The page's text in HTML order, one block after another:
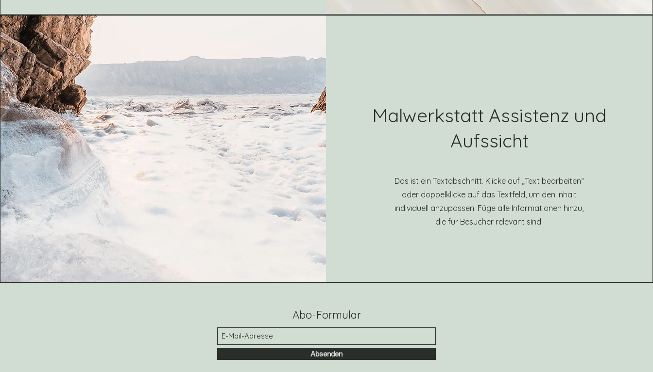
Malwerkstatt Assistenz und
Aufssicht
Das ist ein Textabschnitt. Klicke auf „Text bearbeiten“
oder doppelklicke auf das Textfeld, um den Inhalt
individuell anzupassen. Füge alle Informationen hinzu,
die für Besucher relevant sind.
Abo-Formular
Absenden